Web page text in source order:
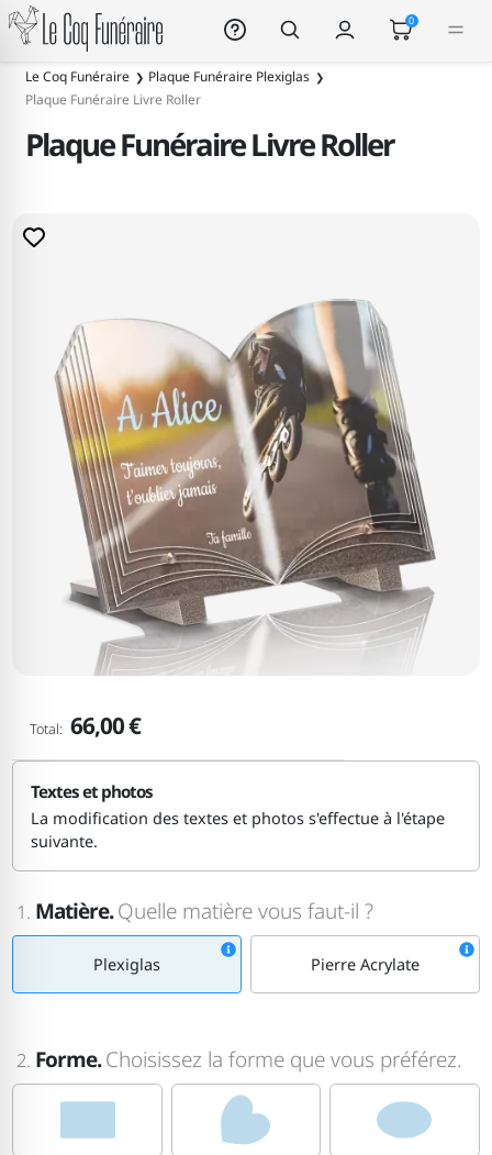
Le Coq Funéraire 0
Le Coq Funéraire
Plaque Funéraire Plexiglas
Plaque Funéraire Livre Roller
Plaque Funéraire Livre Roller
Total: 66,00 €
Textes et photos
La modification des textes et photos s'effectue à l'étape
suivante.
1. Matière.Quelle matière vous faut-il ?
Plexiglas Pierre Acrylate
2. Forme.Choisissez la forme que vous préférez.